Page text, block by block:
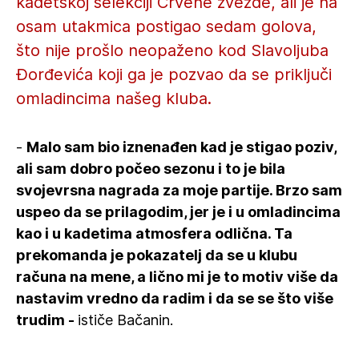
osam utakmica postigao sedam golova,
što nije prošlo neopaženo kod Slavoljuba
Đorđevića koji ga je pozvao da se priključi
omladincima našeg kluba.
- Malo sam bio iznenađen kad je stigao poziv,
ali sam dobro počeo sezonu i to je bila
svojevrsna nagrada za moje partije. Brzo sam
uspeo da se prilagodim, jer je i u omladincima
kao i u kadetima atmosfera odlična. Ta
prekomanda je pokazatelj da se u klubu
računa na mene, a lično mi je to motiv više da
nastavim vredno da radim i da se se što više
trudim - ističe Bačanin.